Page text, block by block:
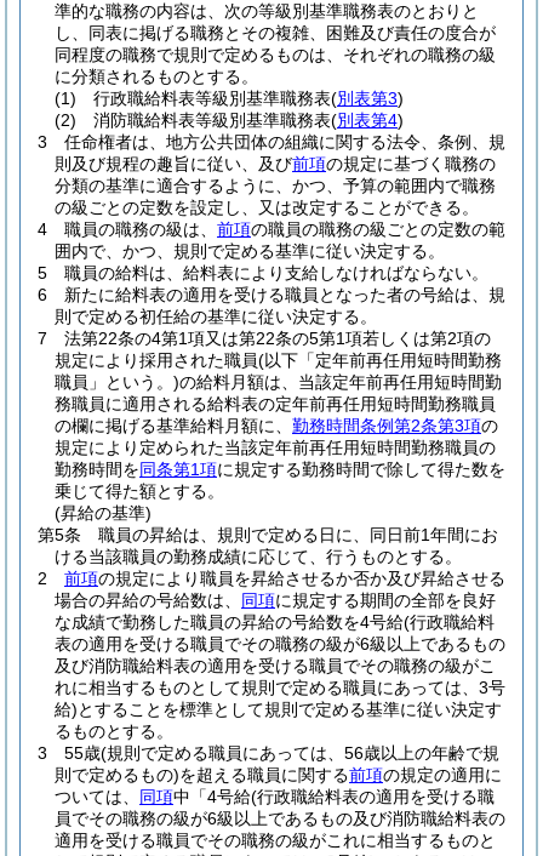
準的な職務の内容は、次の等級別基準職務表のとおりと
し、同表に掲げる職務とその複雑、困難及び責任の度合が
同程度の職務で規則で定めるものは、それぞれの職務の級
に分類されるものとする。
(1)
行政職給料表等級別基準職務表(別表第3)
(2)
消防職給料表等級別基準職務表(別表第4)
3
任命権者は、地方公共団体の組織に関する法令、条例、規
則及び規程の趣旨に従い、及び前項の規定に基づく職務の
分類の基準に適合するように、かつ、予算の範囲内で職務
の級ごとの定数を設定し、又は改定することができる。
4
職員の職務の級は、 前項の職員の職務の級ごとの定数の範
囲内で、かつ、規則で定める基準に従い決定する。
5
職員の給料は、給料表により支給しなければならない。
6
新たに給料表の適用を受ける職員となった者の号給は、規
則で定める初任給の基準に従い決定する。
7
法第22条の4第1項又は第22条の5第1項若しくは第2項の
規定により採用された職員(以下「定年前再任用短時間勤務
職員」という。)の給料月額は、当該定年前再任用短時間勤
務職員に適用される給料表の定年前再任用短時間勤務職員
の欄に掲げる基準給料月額に、 勤務時間条例第2条第3項の
規定により定められた当該定年前再任用短時間勤務職員の
勤務時間を同条第1項に規定する勤務時間で除して得た数を
乗じて得た額とする。
(昇給の基準)
第5条
職員の昇給は、規則で定める日に、同日前1年間にお
ける当該職員の勤務成績に応じて、行うものとする。
2
前項の規定により職員を昇給させるか否か及び昇給させる
場合の昇給の号給数は、 同項に規定する期間の全部を良好
な成績で勤務した職員の昇給の号給数を4号給(行政職給料
表の適用を受ける職員でその職務の級が6級以上であるもの
及び消防職給料表の適用を受ける職員でその職務の級がこ
れに相当するものとして規則で定める職員にあっては、3号
給)とすることを標準として規則で定める基準に従い決定す
るものとする。
3
55歳(規則で定める職員にあっては、56歳以上の年齢で規
則で定めるもの)を超える職員に関する前項の規定の適用に
ついては、 同項中「4号給(行政職給料表の適用を受ける職
員でその職務の級が6級以上であるもの及び消防職給料表の
適用を受ける職員でその職務の級がこれに相当するものと